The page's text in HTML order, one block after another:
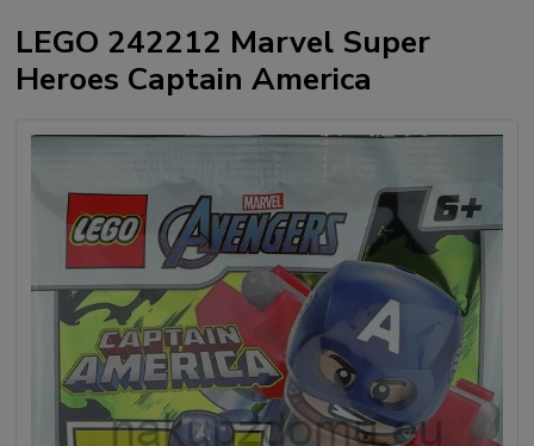
LEGO 242212 Marvel Super
Heroes Captain America